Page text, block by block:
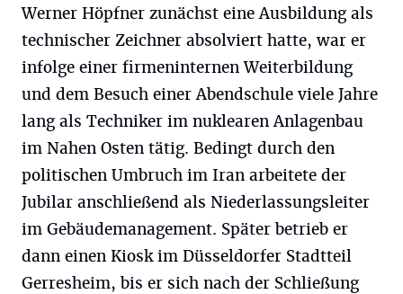
Werner Höpfner zunächst eine Ausbildung als
technischer Zeichner absolviert hatte, war er
infolge einer firmeninternen Weiterbildung
und dem Besuch einer Abendschule viele Jahre
lang als Techniker im nuklearen Anlagenbau
im Nahen Osten tätig. Bedingt durch den
politischen Umbruch im Iran arbeitete der
Jubilar anschließend als Niederlassungsleiter
im Gebäudemanagement. Später betrieb er
dann einen Kiosk im Düsseldorfer Stadtteil
Gerresheim, bis er sich nach der Schließung